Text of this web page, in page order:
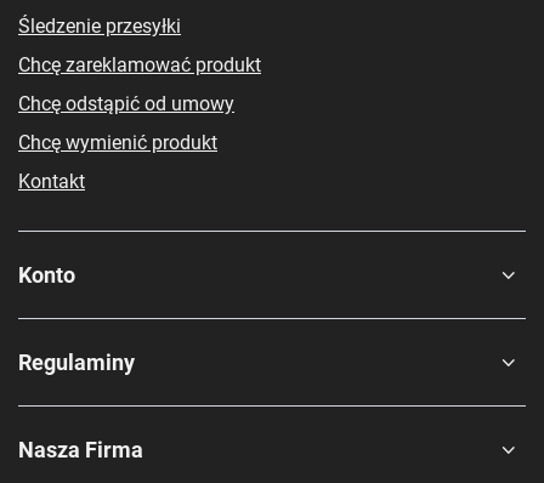
Śledzenie przesyłki
Chcę zareklamować produkt
Chcę odstąpić od umowy
Chcę wymienić produkt
Kontakt
Konto
Regulaminy
Nasza Firma